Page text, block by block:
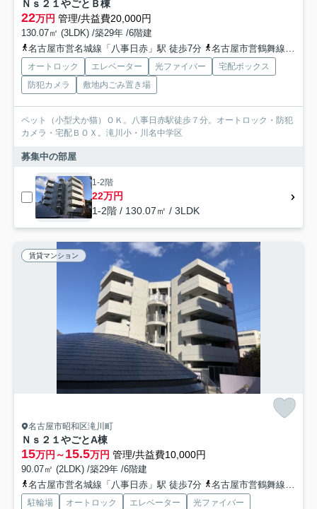
Ｎｓ２１やごとＢ棟
22万円 管理/共益費20,000円
130.07㎡ (3LDK) /築29年 /6階建
名古屋市営名城線「八事日赤」駅 徒歩7分
名古屋市営鶴舞線「いりなか」駅 徒歩10分
オートロック エレベーター 光ファイバー
宅配ボックス
防犯カメラ
敷地内ごみ置き場
ペット（小型犬か猫）ＯＫ。八事日赤駅徒歩７分。オートロック・防犯
カメラ・宅配ＢＯＸ。滝川小・川名中学区
募集中の部屋
1-2階
22万円
1-2階 / 130.07㎡ / 3LDK
賃貸マンション
名古屋市昭和区滝川町
Ｎｓ２１やごとA棟
15万円～15.5万円 管理/共益費10,000円
90.07㎡ (2LDK) /築29年 /6階建
名古屋市営名城線「八事日赤」駅 徒歩7分
名古屋市営鶴舞線「いりなか」駅 徒歩10分
駐輪場 オートロック エレベーター
光ファイバー